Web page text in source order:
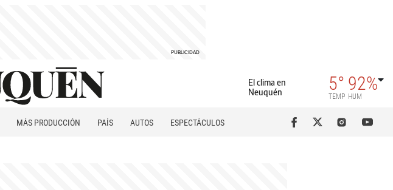
El clima en
Neuquén
5°
TEMP
92%
HUM
MÁS PRODUCCIÓN PAÍS AUTOS
ESPECTÁCULOS